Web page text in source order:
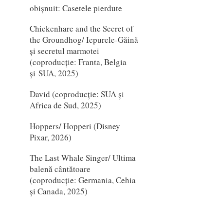
obișnuit: Casetele pierdute
Chickenhare and the Secret of
the Groundhog/ Iepurele-Găină
și secretul marmotei
(coproducție: Franta, Belgia
și SUA, 2025)
David (coproducție: SUA și
Africa de Sud, 2025)
Hoppers/ Hopperi (Disney
Pixar, 2026)
The Last Whale Singer/ Ultima
balenă cântătoare
(coproducție: Germania, Cehia
și Canada, 2025)